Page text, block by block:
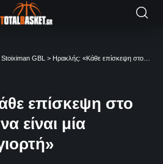
Stoiximan GBL > Ηρακλής: «Κάθε επίσκεψη στο “Ιβανώφειο” να είναι μία πραγματική γιορτή»
επίσκεψη στο
είναι μία